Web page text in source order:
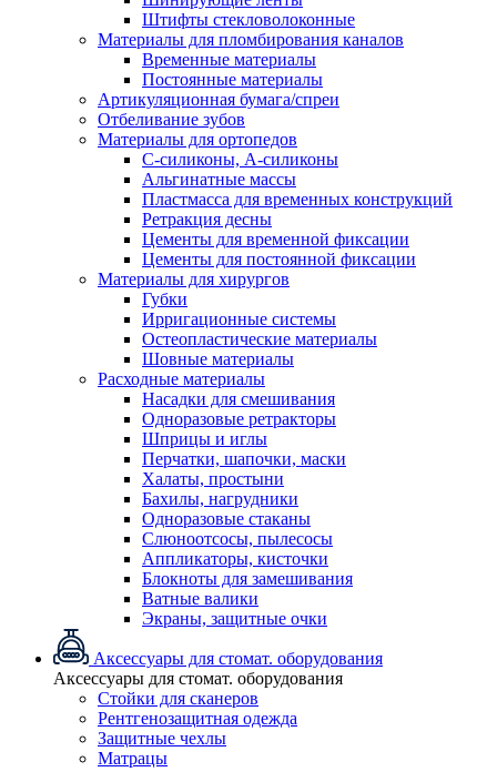
Штифты стекловолоконные
Материалы для пломбирования каналов
Временные материалы
Постоянные материалы
Артикуляционная бумага/спреи
Отбеливание зубов
Материалы для ортопедов
C-силиконы, А-силиконы
Альгинатные массы
Пластмасса для временных конструкций
Ретракция десны
Цементы для временной фиксации
Цементы для постоянной фиксации
Материалы для хирургов
Губки
Ирригационные системы
Остеопластические материалы
Шовные материалы
Расходные материалы
Насадки для смешивания
Одноразовые ретракторы
Шприцы и иглы
Перчатки, шапочки, маски
Халаты, простыни
Бахилы, нагрудники
Одноразовые стаканы
Слюноотсосы, пылесосы
Аппликаторы, кисточки
Блокноты для замешивания
Ватные валики
Экраны, защитные очки
Аксессуары для стомат. оборудования
Аксессуары для стомат. оборудования
Стойки для сканеров
Рентгенозащитная одежда
Защитные чехлы
Матрацы